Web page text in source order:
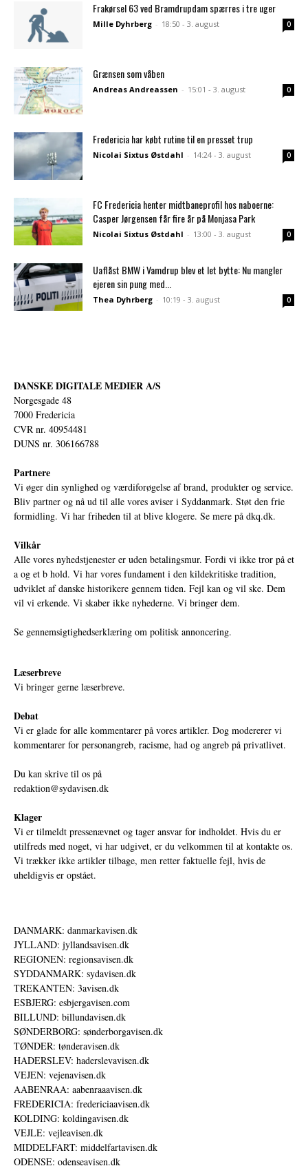
Frakørsel 63 ved Bramdrupdam spærres i tre uger
Mille Dyhrberg - 18:50 - 3. august 0
Grænsen som våben
Andreas Andreassen - 15:01 - 3. august 0
Fredericia har købt rutine til en presset trup
Nicolai Sixtus Østdahl - 14:24 - 3. august 0
FC Fredericia henter midtbaneprofil hos naboerne:
Casper Jørgensen får fire år på Monjasa Park
Nicolai Sixtus Østdahl - 13:00 - 3. august 0
Uaflåst BMW i Vamdrup blev et let bytte: Nu mangler
ejeren sin pung med...
Thea Dyhrberg - 10:19 - 3. august 0
DANSKE DIGITALE MEDIER A/S
Norgesgade 48
7000 Fredericia
CVR nr. 40954481
DUNS nr. 306166788
Partnere
Vi øger din synlighed og værdiforøgelse af brand, produkter og service.
Bliv partner og nå ud til alle vores aviser i Syddanmark. Støt den frie
formidling. Vi har friheden til at blive klogere. Se mere på dkq.dk.
Vilkår
Alle vores nyhedstjenester er uden betalingsmur. Fordi vi ikke tror på et
a og et b hold. Vi har vores fundament i den kildekritiske tradition,
udviklet af danske historikere gennem tiden. Fejl kan og vil ske. Dem
vil vi erkende. Vi skaber ikke nyhederne. Vi bringer dem.
Se gennemsigtighedserklæring om politisk annoncering.
Læserbreve
Vi bringer gerne læserbreve.
Debat
Vi er glade for alle kommentarer på vores artikler. Dog modererer vi
kommentarer for personangreb, racisme, had og angreb på privatlivet.
Du kan skrive til os på
redaktion@sydavisen.dk
Klager
Vi er tilmeldt pressenævnet og tager ansvar for indholdet. Hvis du er
utilfreds med noget, vi har udgivet, er du velkommen til at kontakte os.
Vi trækker ikke artikler tilbage, men retter faktuelle fejl, hvis de
uheldigvis er opstået.
DANMARK: danmarkavisen.dk
JYLLAND: jyllandsavisen.dk
REGIONEN: regionsavisen.dk
SYDDANMARK: sydavisen.dk
TREKANTEN: 3avisen.dk
ESBJERG: esbjergavisen.com
BILLUND: billundavisen.dk
SØNDERBORG: sønderborgavisen.dk
TØNDER: tønderavisen.dk
HADERSLEV: haderslevavisen.dk
VEJEN: vejenavisen.dk
AABENRAA: aabenraaavisen.dk
FREDERICIA: fredericiaavisen.dk
KOLDING: koldingavisen.dk
VEJLE: vejleavisen.dk
MIDDELFART: middelfartavisen.dk
ODENSE: odenseavisen.dk